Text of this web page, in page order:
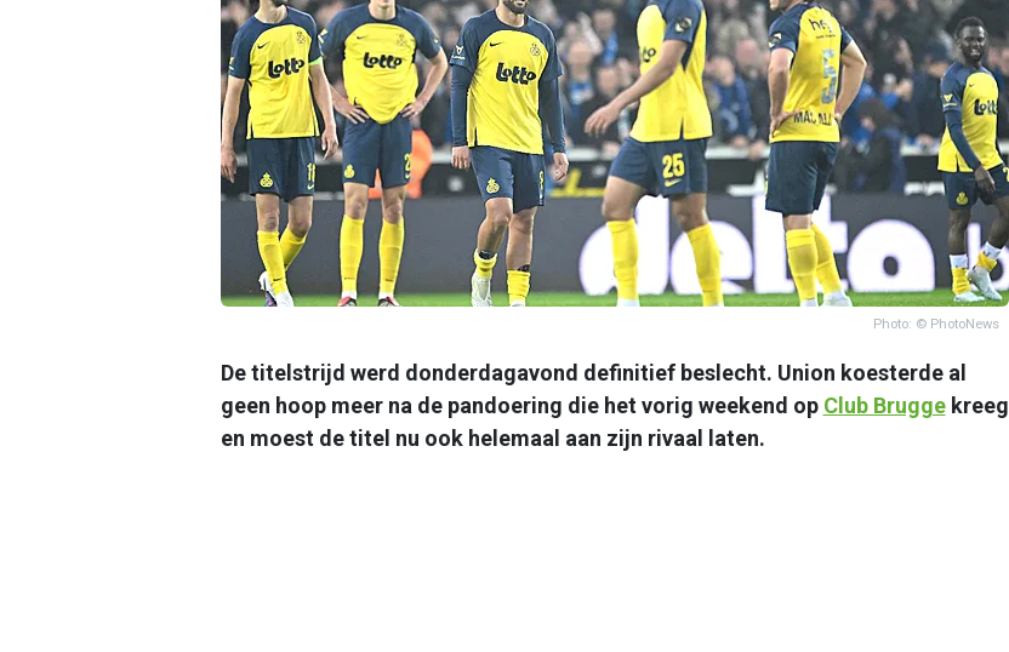
Photo: © PhotoNews
De titelstrijd werd donderdagavond definitief beslecht. Union koesterde al
geen hoop meer na de pandoering die het vorig weekend op Club Bruggekreeg
en moest de titel nu ook helemaal aan zijn rivaal laten.